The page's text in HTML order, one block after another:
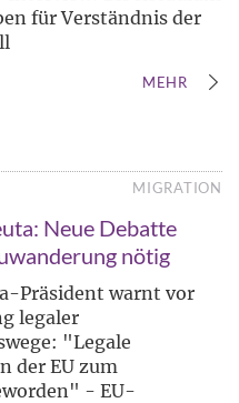
für Verständnis der
MEHR
MIGRATION
Neue Debatte
nötig
Präsident warnt vor
legaler
"Legale
der EU zum
- EU-